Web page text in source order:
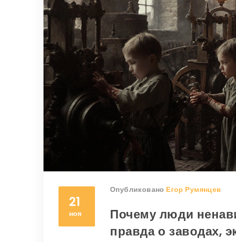
21
ноя
Опубликовано Егор Румянцев
Почему люди
правда о заводах,